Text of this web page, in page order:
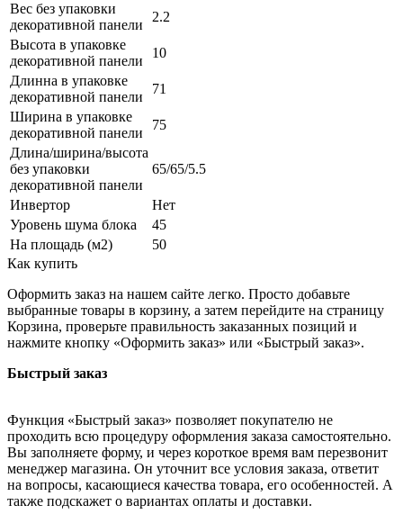
Вес без упаковки
декоративной панели
2.2
Высота в упаковке
декоративной панели
10
Длинна в упаковке
декоративной панели
71
Ширина в упаковке
декоративной панели
75
Длина/ширина/высота
без упаковки
декоративной панели
65/65/5.5
Инвертор
Нет
Уровень шума блока
45
На площадь (м2)
50
Как купить
Оформить заказ на нашем сайте легко. Просто добавьте
выбранные товары в корзину, а затем перейдите на страницу
Корзина, проверьте правильность заказанных позиций и
нажмите кнопку «Оформить заказ» или «Быстрый заказ».
Быстрый заказ
Функция «Быстрый заказ» позволяет покупателю не
проходить всю процедуру оформления заказа самостоятельно.
Вы заполняете форму, и через короткое время вам перезвонит
менеджер магазина. Он уточнит все условия заказа, ответит
на вопросы, касающиеся качества товара, его особенностей. А
также подскажет о вариантах оплаты и доставки.